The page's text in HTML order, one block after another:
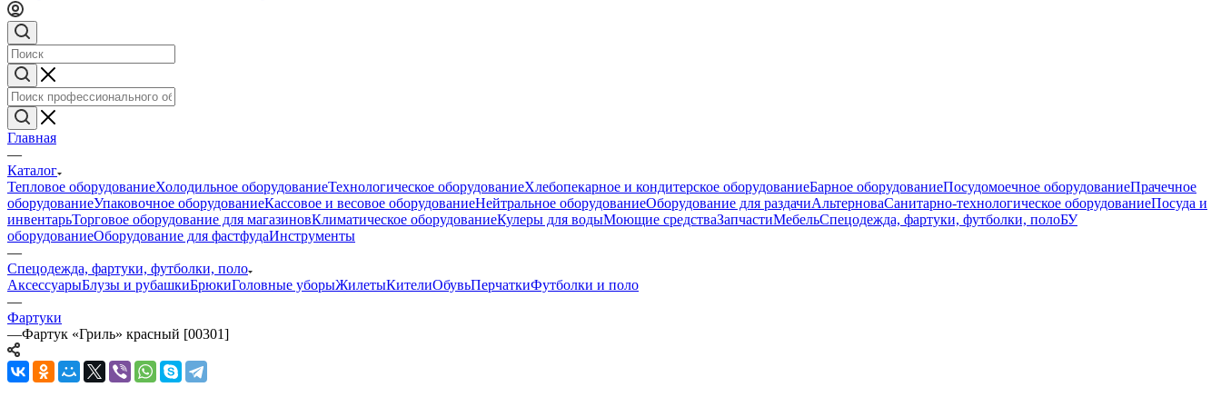
Главная
—
Каталог
Тепловое оборудованиеХолодильное оборудованиеТехнологическое оборудованиеХлебопекарное и кондитерское оборудованиеБарное оборудованиеПосудомоечное оборудованиеПрачечное
оборудованиеУпаковочное оборудованиеКассовое и весовое оборудованиеНейтральное оборудованиеОборудование для раздачиАльтерноваСанитарно-технологическое оборудованиеПосуда и
инвентарьТорговое оборудование для магазиновКлиматическое оборудованиеКулеры для водыМоющие средстваЗапчастиМебельСпецодежда, фартуки, футболки, полоБУ
оборудованиеОборудование для фастфудаИнструменты
—
Спецодежда, фартуки, футболки, поло
АксессуарыБлузы и рубашкиБрюкиГоловные уборыЖилетыКителиОбувьПерчаткиФутболки и поло
—
Фартуки
—Фартук «Гриль» красный [00301]